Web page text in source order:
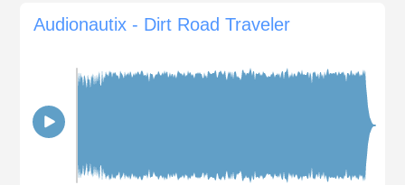
Audionautix - Dirt Road Traveler